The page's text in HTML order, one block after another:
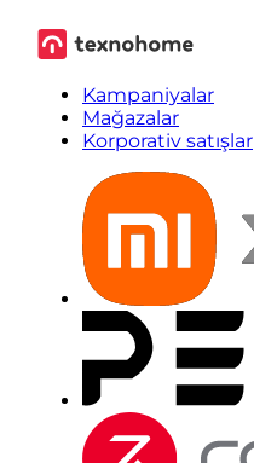
Kampaniyalar
Mağazalar
Korporativ satışlar